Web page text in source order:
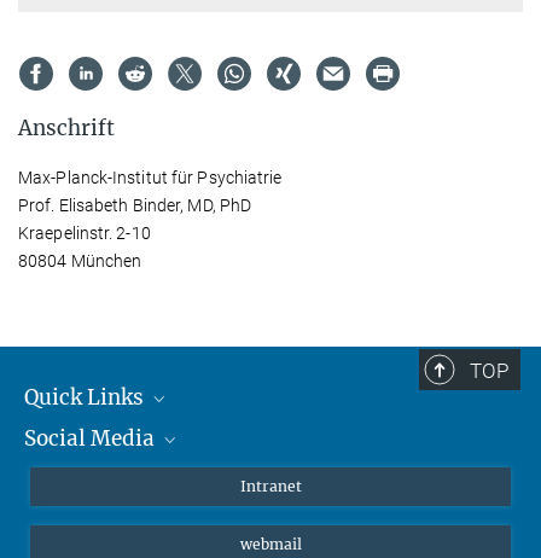
Anschrift
Max-Planck-Institut für Psychiatrie
Prof. Elisabeth Binder, MD, PhD
Kraepelinstr. 2-10
80804 München
TOP
Quick Links
Student*innen/Wissenschaftler*innen
Social Media
Intranet
webmail